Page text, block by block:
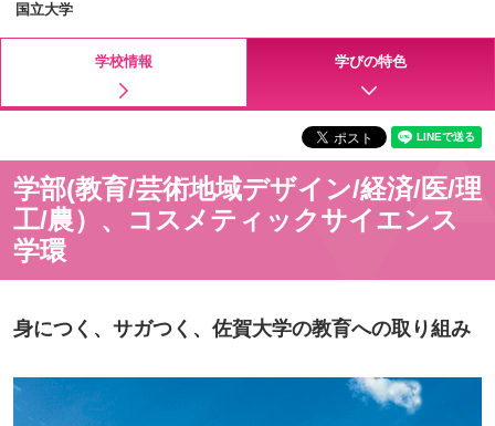
国立大学
学校情報 学びの特色
学部(教育/芸術地域デザイン/経済/医/理
工/農）、コスメティックサイエンス
学環
身につく、サガつく、佐賀大学の教育への取り組み